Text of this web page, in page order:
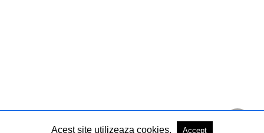
Acest site utilizeaza cookies. Accept